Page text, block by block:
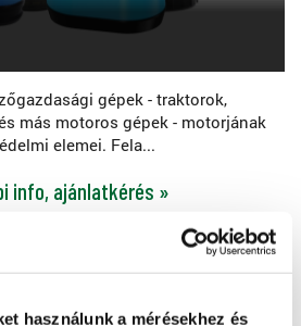
használunk a mérésekhez és
gépek - traktorok,
más motoros gépek - motorjának
elemei. Fela...
info, ajánlatkérés »